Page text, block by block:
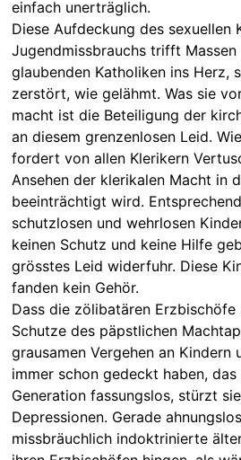
einfach unerträglich.
Diese Aufdeckung des sexuellen
Jugendmissbrauchs trifft
glaubenden Katholiken ins Herz,
zerstört, wie gelähmt. Was sie
macht ist die Beteiligung der
an diesem grenzenlosen Leid.
fordert von allen Klerikern
Ansehen der klerikalen Macht in
beeinträchtigt wird.
schutzlosen und wehrlosen
keinen Schutz und keine Hilfe
grösstes Leid widerfuhr. Diese
fanden kein Gehör.
Dass die zölibatären Erzbischöfe
Schutze des päpstlichen
grausamen Vergehen an Kindern
immer schon gedeckt haben,
Generation fassungslos, stürzt
Depressionen. Gerade
missbräuchlich indoktrinierte